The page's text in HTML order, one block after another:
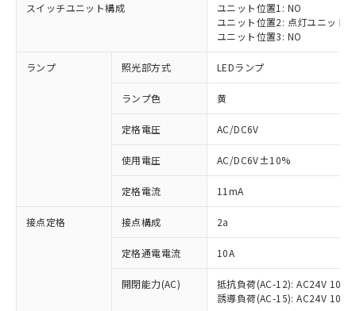
スイッチユニット構成
ユニット位置1: NO
ユニット位置2: 点灯ユニット
ユニット位置3: NO
ランプ 照光部方式 LEDランプ
ランプ色 黄
定格電圧 AC/DC6V
使用電圧 AC/DC6V±10%
定格電流 11mA
接点定格 接点構成 2a
定格通電電流 10A
開閉能力(AC)
抵抗負荷(AC-12): AC24V 10A/
誘導負荷(AC-15): AC24V
ご利用条件
以下の条件をお読みいただき、同意のうえ
ご利用ください。
本サービスは、当社制御機器事業取扱
商品の当社在庫状況および標準価格
(税抜)を提供させていただくもので
当社制御機器事業取扱商品の中には、
対応済み：EU RoHS指令（10物質）の
非含有に対応した製品が提供可能な商品で
対応予定：EU RoHS指令（10物質）の非含
有に対応した製品に切り替える予定のある
対応予定なし：EU RoHS指令（10物質）の
非含有に非対応の商品で、対応品を出す予
調査・確認中：EU RoHS指令（10物質）の
非含有の対応状況を調査中または確認中の
非該当品：ライセンス料など無形物で、有
害物質有無と関係のない商品です。
仕入先様の事情により、非含有部品として
「○」：最大均質材料含有率が中国RoHSの
基準値以下であることを示します。
「×」：最大均質材料含有率が中国RoHSの